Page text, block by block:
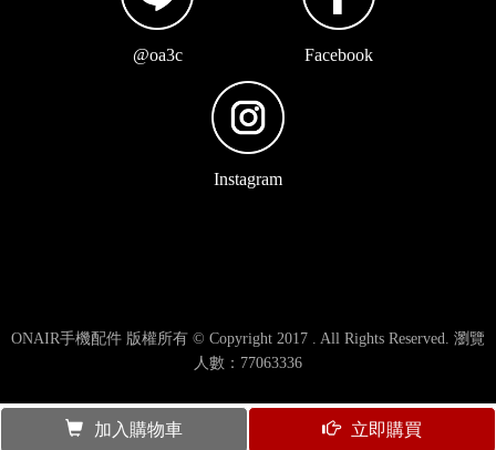
加入購物車 立即購買
@oa3c Facebook
Instagram
ONAIR手機配件 版權所有 © Copyright 2017 . All Rights Reserved. 瀏覽
人數：77063336